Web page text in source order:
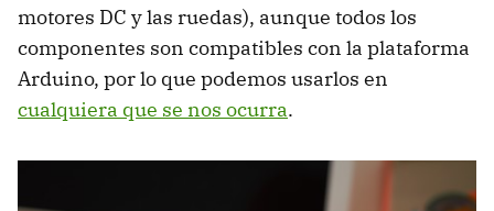
motores DC y las ruedas), aunque todos los
componentes son compatibles con la plataforma
Arduino, por lo que podemos usarlos en
cualquiera que se nos ocurra.